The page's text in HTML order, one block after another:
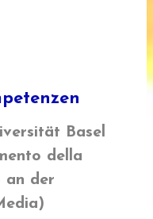
Basel
della
an der